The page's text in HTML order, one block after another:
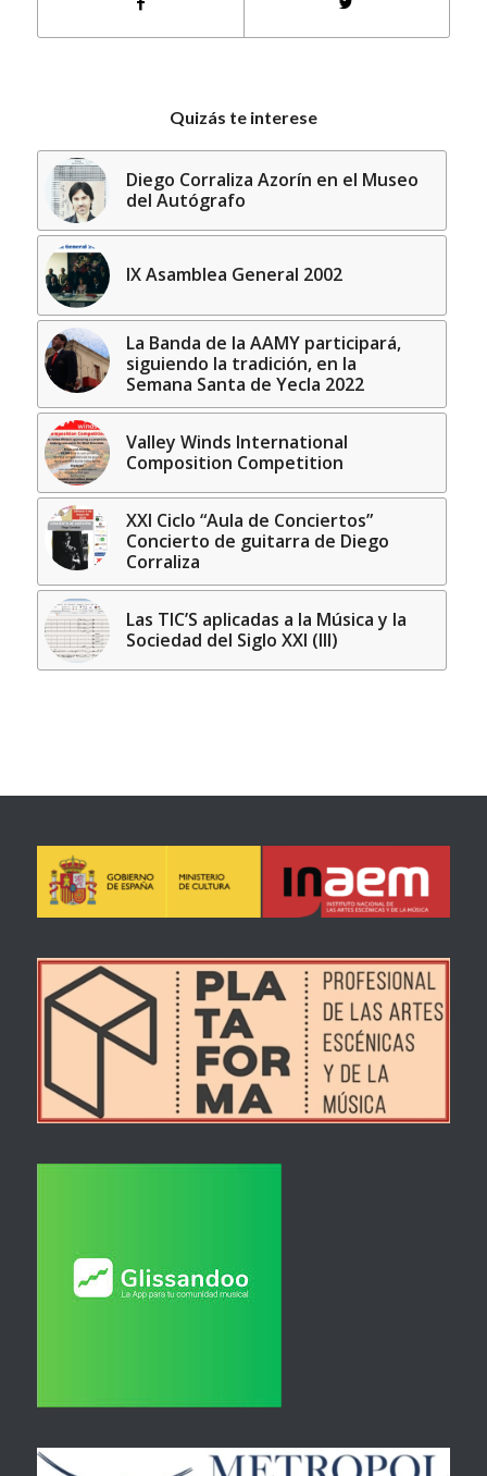
Quizás te interese
Diego Corraliza Azorín en el Museo
del Autógrafo
IX Asamblea General 2002
La Banda de la AAMY participará,
siguiendo la tradición, en la
Semana Santa de Yecla 2022
Valley Winds International
Composition Competition
XXI Ciclo “Aula de Conciertos”
Concierto de guitarra de Diego
Corraliza
Las TIC’S aplicadas a la Música y la
Sociedad del Siglo XXI (III)